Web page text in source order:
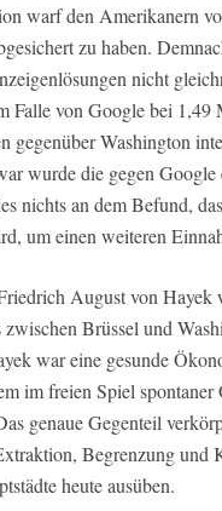
warf den Amerikanern
zu haben.
nicht
Falle von Google bei
gegenüber Washington
wurde die gegen Google
nichts an dem Befund,
um einen weiteren
August von Hayek
Brüssel und
war eine gesunde
im freien Spiel
genaue Gegenteil
Begrenzung und
heute ausüben.